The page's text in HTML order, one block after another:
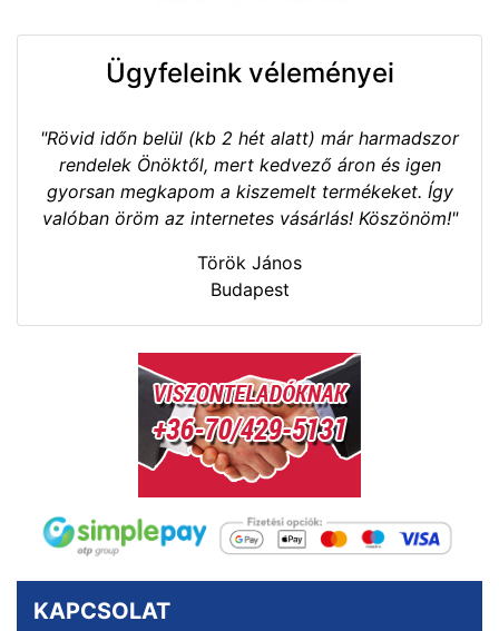
Ügyfeleink véleményei
"Rövid időn belül (kb 2 hét alatt) már harmadszor
rendelek Önöktől, mert kedvező áron és igen
gyorsan megkapom a kiszemelt termékeket. Így
valóban öröm az internetes vásárlás! Köszönöm!"
Török János
Budapest
KAPCSOLAT